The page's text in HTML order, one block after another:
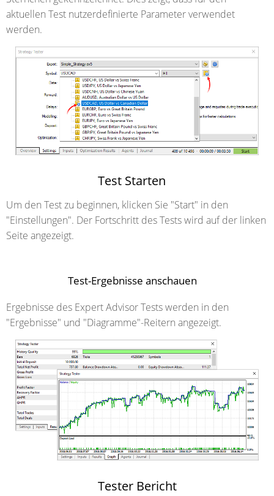
aktuellen Test nutzerdefinierte Parameter verwendet
werden.
Test Starten
Um den Test zu beginnen, klicken Sie "Start" in den
"Einstellungen". Der Fortschritt des Tests wird auf der linken
Seite angezeigt.
Test-Ergebnisse anschauen
Ergebnisse des Expert Advisor Tests werden in den
"Ergebnisse" und "Diagramme"-Reitern angezeigt.
Tester Bericht